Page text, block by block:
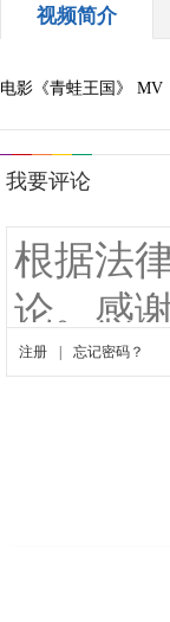
视频简介
电影《青蛙王国》 MV